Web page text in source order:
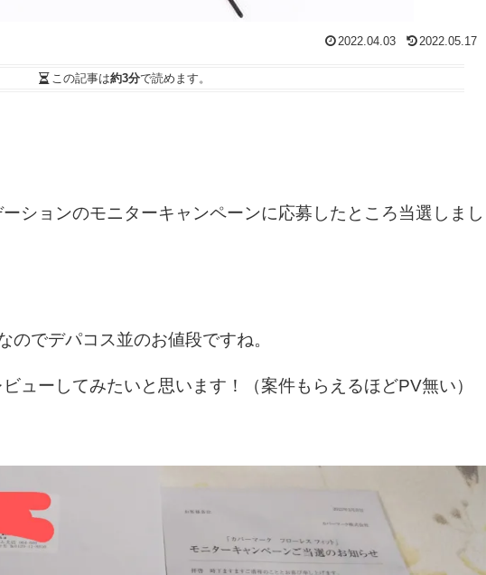
2022.04.03 2022.05.17
この記事は約3分で読めます。
ションのモニターキャンペーンに応募したところ当選しまし
のでデパコス並のお値段ですね。
ューしてみたいと思います！（案件もらえるほどPV無い）